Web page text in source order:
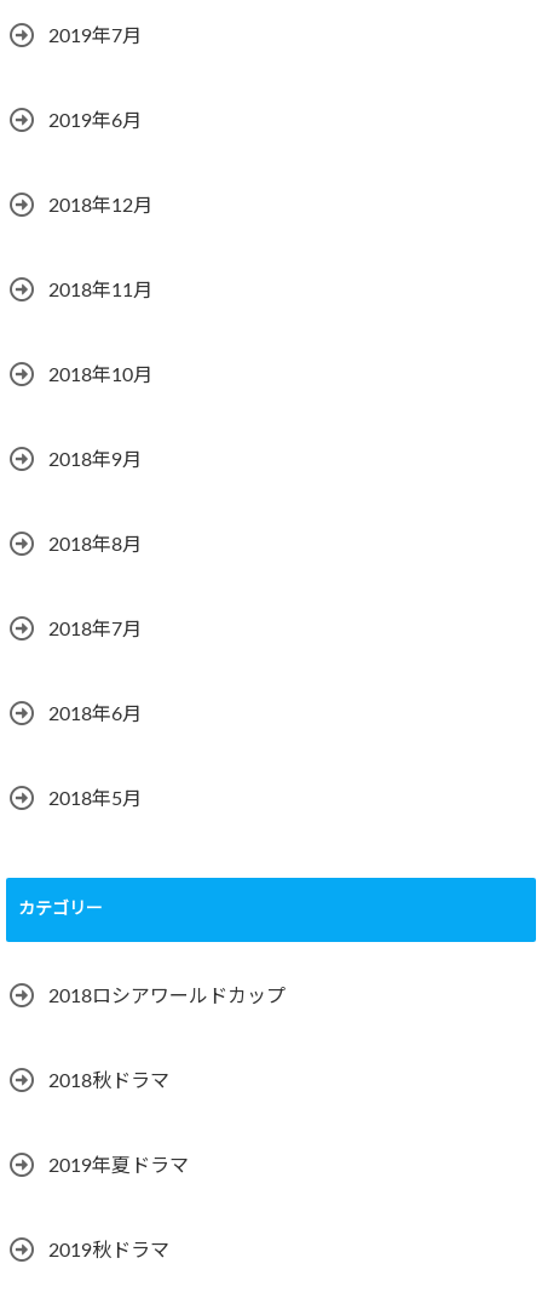
2019年7月
2019年6月
2018年12月
2018年11月
2018年10月
2018年9月
2018年8月
2018年7月
2018年6月
2018年5月
カテゴリー
2018ロシアワールドカップ
2018秋ドラマ
2019年夏ドラマ
2019秋ドラマ